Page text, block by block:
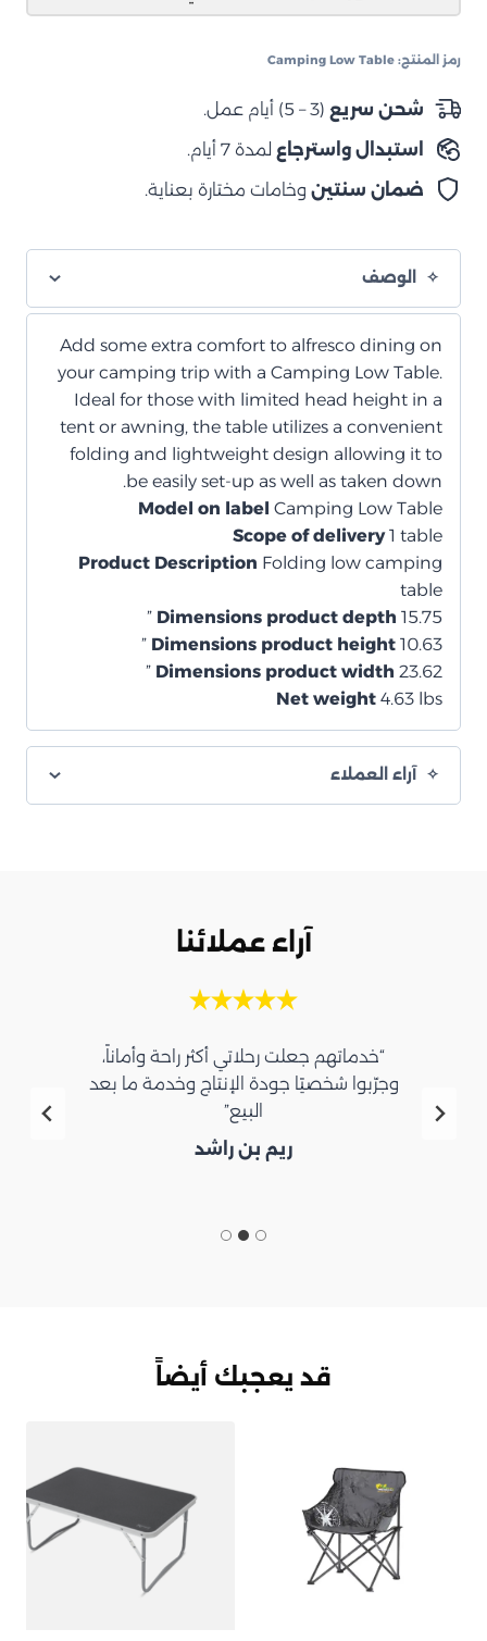
رمز المنتج: Camping Low Table
شحن سريع (3 – 5) أيام عمل.
استبدال واسترجاع لمدة 7 أيام.
ضمان سنتين وخامات مختارة بعناية.
الوصف
Add some extra comfort to alfresco dining on
your camping trip with a Camping Low Table.
Ideal for those with limited head height in a
tent or awning, the table utilizes a convenient
folding and lightweight design allowing it to
be easily set-up as well as taken down.
Model on label Camping Low Table
Scope of delivery1 table
Product Description Folding low camping
table
Dimensions product depth 15.75 ”
Dimensions product height 10.63 ”
Dimensions product width 23.62 ”
Net weight 4.63 lbs
آراء العملاء
آراء عملائنا
“خدماتهم جعلت رحلاتي أكثر راحة وأماناً،
وجرّبوا شخصيًا جودة الإنتاج وخدمة ما بعد
البيع”
ريم بن راشد
قد يعجبك أيضاً